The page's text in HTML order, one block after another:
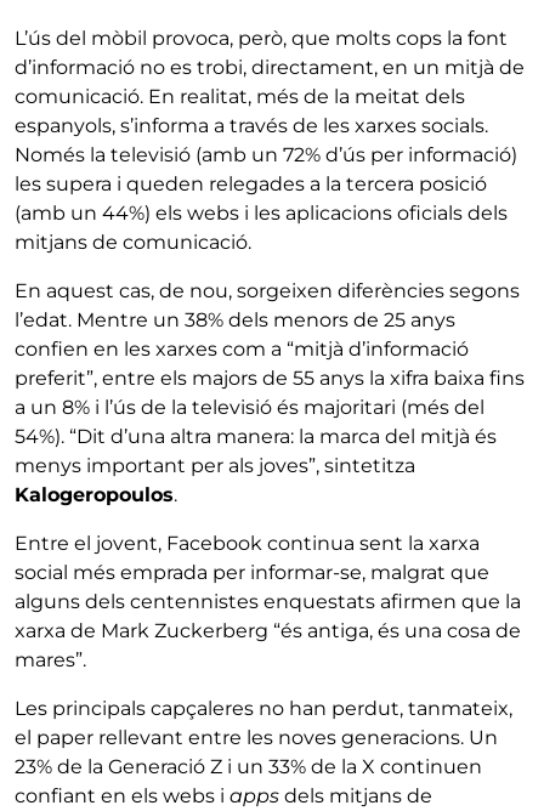
L’ús del mòbil provoca, però, que molts cops la font
d’informació no es trobi, directament, en un mitjà de
comunicació. En realitat, més de la meitat dels
espanyols, s’informa a través de les xarxes socials.
Només la televisió (amb un 72% d’ús per informació)
les supera i queden relegades a la tercera posició
(amb un 44%) els webs i les aplicacions oficials dels
mitjans de comunicació.
En aquest cas, de nou, sorgeixen diferències segons
l’edat. Mentre un 38% dels menors de 25 anys
confien en les xarxes com a “mitjà d’informació
preferit”, entre els majors de 55 anys la xifra baixa fins
a un 8% i l’ús de la televisió és majoritari (més del
54%). “Dit d’una altra manera: la marca del mitjà és
menys important per als joves”, sintetitza
Kalogeropoulos.
Entre el jovent, Facebook continua sent la xarxa
social més emprada per informar-se, malgrat que
alguns dels centennistes enquestats afirmen que la
xarxa de Mark Zuckerberg “és antiga, és una cosa de
mares”.
Les principals capçaleres no han perdut, tanmateix,
el paper rellevant entre les noves generacions. Un
23% de la Generació Z i un 33% de la X continuen
confiant en els webs i apps dels mitjans de